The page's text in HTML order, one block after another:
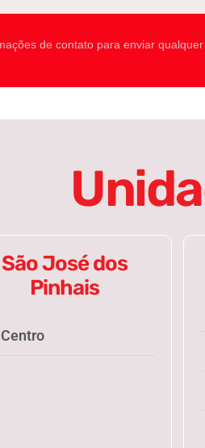
de contato para enviar qualquer
São José dos
Pinhais
Centro